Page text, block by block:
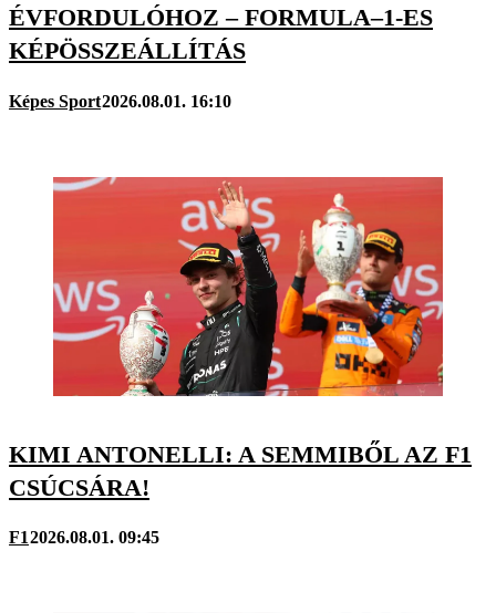
ÉVFORDULÓHOZ – FORMULA–1-ES
KÉPÖSSZEÁLLÍTÁS
Képes Sport2026.08.01. 16:10
KIMI ANTONELLI: A SEMMIBŐL AZ F1
CSÚCSÁRA!
F12026.08.01. 09:45